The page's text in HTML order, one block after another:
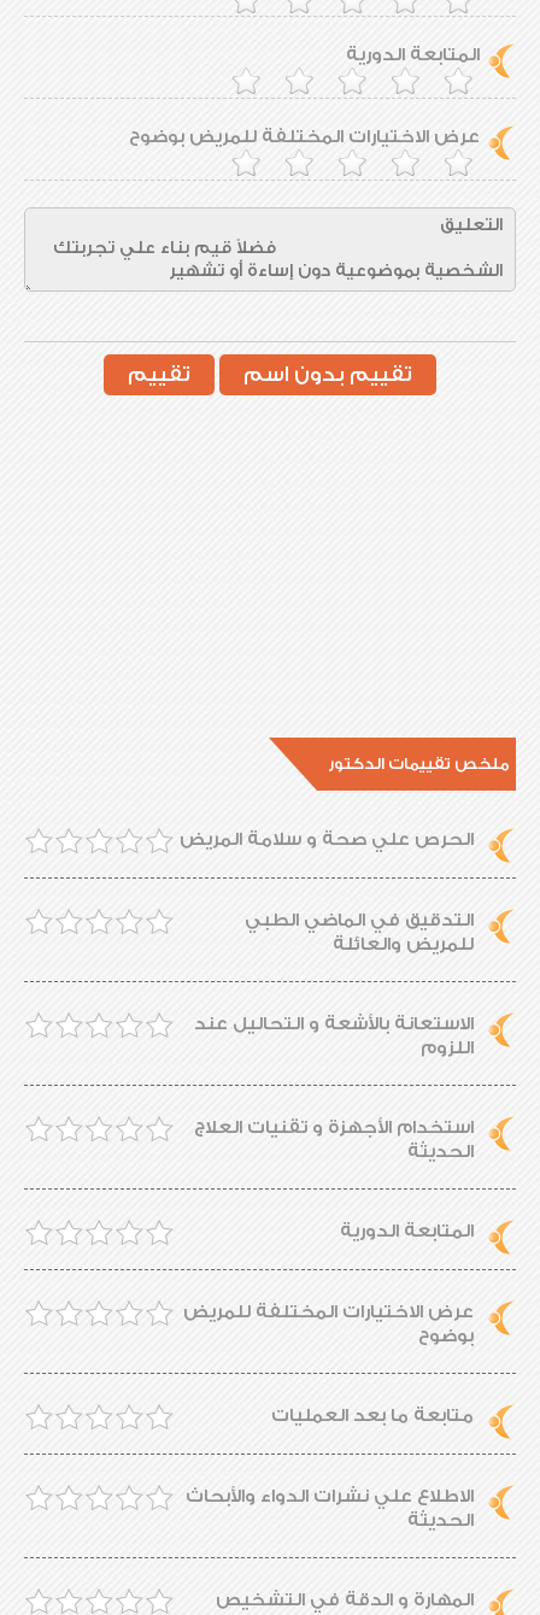
المتابعة الدورية
عرض الاختيارات المختلفة للمريض بوضوح
تقييم بدون اسم تقييم
ملخص تقييمات الدكتور
الحرص علي صحة و سلامة المريض
التدقيق في الماضي الطبي
للمريض والعائلة
الاستعانة بالأشعة و التحاليل عند
اللزوم
استخدام الأجهزة و تقنيات العلاج
الحديثة
المتابعة الدورية
عرض الاختيارات المختلفة للمريض
بوضوح
متابعة ما بعد العمليات
الاطلاع علي نشرات الدواء والأبحاث
الحديثة
المهارة و الدقة في التشخيص